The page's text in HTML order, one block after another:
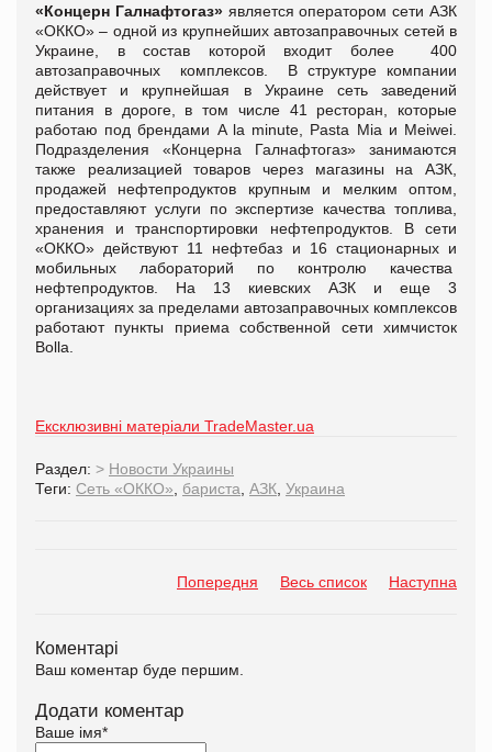
«Концерн Галнафтогаз» является оператором сети АЗК
«ОККО» – одной из крупнейших автозаправочных сетей в
Украине, в состав которой входит более 400
автозаправочных комплексов. В структуре компании
действует и крупнейшая в Украине сеть заведений
питания в дороге, в том числе 41 ресторан, которые
работаю под брендами A la minute, Pasta Mia и Meiwei.
Подразделения «Концерна Галнафтогаз» занимаются
также реализацией товаров через магазины на АЗК,
продажей нефтепродуктов крупным и мелким оптом,
предоставляют услуги по экспертизе качества топлива,
хранения и транспортировки нефтепродуктов. В сети
«ОККО» действуют 11 нефтебаз и 16 стационарных и
мобильных лабораторий по контролю качества
нефтепродуктов. На 13 киевских АЗК и еще 3
организациях за пределами автозаправочных комплексов
работают пункты приема собственной сети химчисток
Bolla.
Ексклюзивні матеріали TradeMaster.ua
Раздел: > Новости Украины
Теги: Сеть «ОККО» бариста АЗК Украина
Попередня Весь список Наступна
Коментарі
Ваш коментар буде першим.
Додати коментар
Ваше імя*